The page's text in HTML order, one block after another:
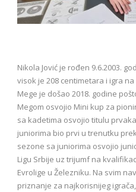
Nikola Jović je rođen 9.6.2003.
visok je 208 centimetara i igra
Mege je došao 2018. godine
Megom osvojio Mini kup za
sa kadetima osvojio titulu
juniorima bio prvi u trenutku
sezone sa juniorima osvojio
Ligu Srbije uz trijumf na
Evrolige u Železniku. Na svim
priznanje za najkorisnijeg